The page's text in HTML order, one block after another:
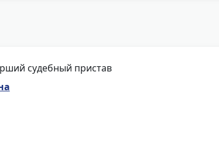
судебный пристав